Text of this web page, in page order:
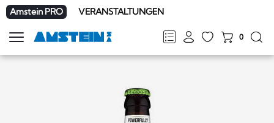
Amstein PRO VERANSTALTUNGEN
FRDEENIT
0
Navigation
zeigen